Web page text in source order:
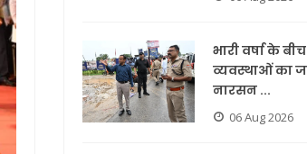
भारी वर्षा के
व्यवस्थाओं का
नारसन ...
06 Aug 2026